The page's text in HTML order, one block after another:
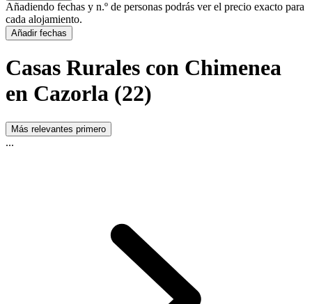
Añadiendo fechas y n.º de personas podrás ver el precio exacto para
cada alojamiento.
Añadir fechas
Casas Rurales con Chimenea
en Cazorla (22)
Más relevantes primero
...